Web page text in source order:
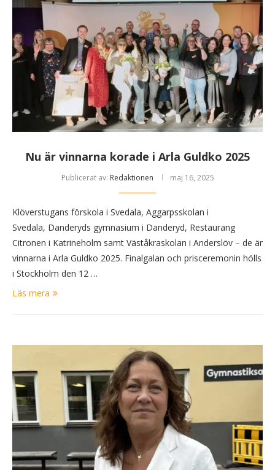
Nu är vinnarna korade i Arla Guldko 2025
Publicerat av: Redaktionen maj 16, 2025
Klöverstugans förskola i Svedala, Aggarpsskolan i
Svedala, Danderyds gymnasium i Danderyd, Restaurang
Citronen i Katrineholm samt Väståkraskolan i Anderslöv – de är
vinnarna i Arla Guldko 2025. Finalgalan och prisceremonin hölls
i Stockholm den 12 …
Läs mera